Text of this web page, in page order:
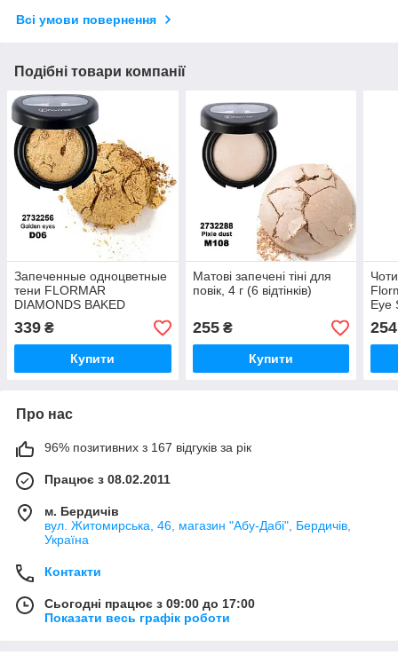
Всі умови повернення
Подібні товари компанії
Запеченные одноцветные
тени FLORMAR
DIAMONDS BAKED
EYESHADOW, 5 г (6
оттенков)
339 ₴
Купити
Матові запечені тіні для
повік, 4 г (6 відтінків)
255₴
Купити
Eye
254
Про нас
96% позитивних з 167 відгуків за рік
Працює з 08.02.2011
м. Бердичів
вул. Житомирська, 46, магазин "Абу-Дабі", Бердичів,
Україна
Контакти
Сьогодні працює з 09:00 до 17:00
Показати весь графік роботи